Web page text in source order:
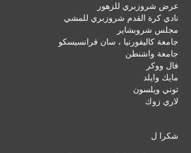
عرض شروزبري للزهور
نادي كرة القدم شروزبري للمشي
مجلس شروبشاير
جامعة كاليفورنيا ، سان فرانسيسكو
جامعة واشنطن
فال ووكر
مايك وايلد
توني ويلسون
لاري زوك
شكرا ل